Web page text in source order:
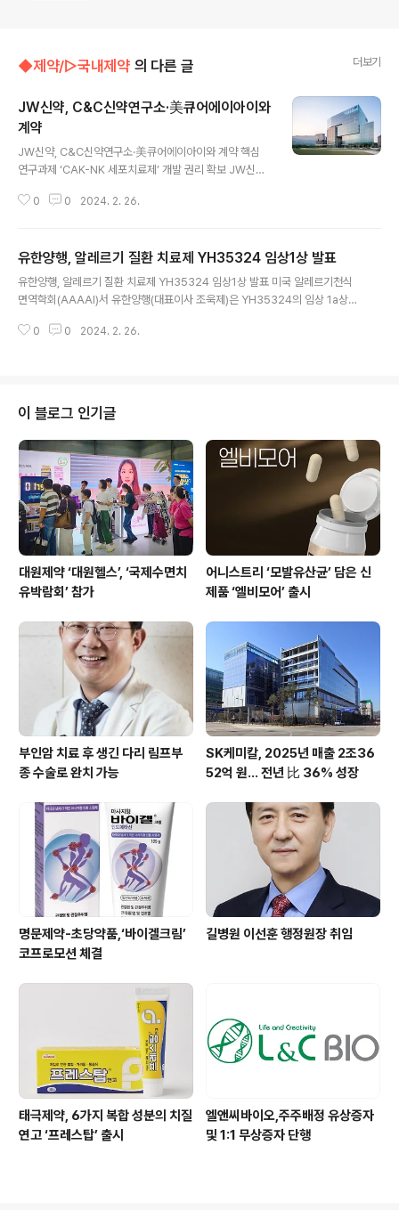
◆제약/▷국내제약 의 다른 글 더보기
JW신약, C&C신약연구소·美큐어에이아이와
계약
JW신약, C&C신약연구소·美큐어에이아이와 계약 핵심
연구과제 ‘CAK-NK 세포치료제’ 개발 권리 확보 JW신약
포치료제 개발을 위한 공동연구계약을 체결했다고 26일
C&C신약연구소와 함께 고형암을 타깃하는 신규 CAR-N
K 세포치료제를 개발한다. JW신약은 지난해 12월 자사의
연구법인 JW크레아젠으로부터 핵심 연구 과제인 CAR-N
발 권리를 확보한 바 있다. 해당 과제는 JW크레아젠이 항
0 0 2024. 2. 26.
유한양행, 알레르기 질환 치료제 YH35324 임상1상 발표
유한양행, 알레르기 질환 치료제 YH35324 임상1상 발표 미국 알레르기천식
면역학회(AAAAI)서 유한양행(대표이사 조욱제)은 YH35324의 임상 1a상
월 25일(토) 포스터 발표 세션에서 발표하였다. YH35324는 항 면역글로불린
워싱턴 D.C.에서 개최되었다. 이 임상시험은 YH35324를 사람에게 처음으로
투여하는(First-In-Human, FIH) 임상 1a상으로 ..
0 0 2024. 2. 26.
이 블로그 인기글
대원제약 ‘대원헬스’, ‘국제수면치
유박람회’ 참가
어니스트리 ‘모발유산균’ 담은 신
제품 ‘엘비모어’ 출시
부인암 치료 후 생긴 다리 림프부
종 수술로 완치 가능
SK케미칼, 2025년 매출 2조36
52억 원… 전년 比 36% 성장
명문제약-초당약품,‘바이겔크림’
코프로모션 체결
길병원 이선훈 행정원장 취임
태극제약, 6가지 복합 성분의 치질
연고 ‘프레스탑’ 출시
엘앤씨바이오,주주배정 유상증자
및 1:1 무상증자 단행